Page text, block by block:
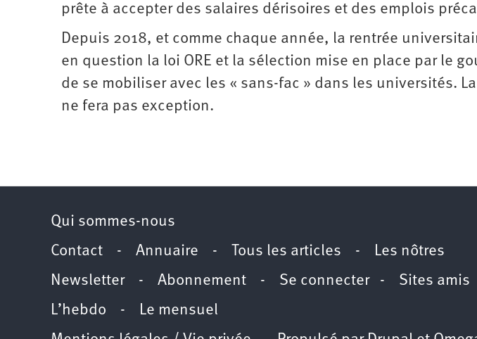
prête à accepter des salaires dérisoires et des emplois
Depuis 2018, et comme chaque année, la rentrée
en question la loi ORE et la sélection mise en place par le
de se mobiliser avec les « sans-fac » dans les universités.
ne fera pas exception.
Qui sommes-nous
Contact - Annuaire - Tous les articles - Les nôtres
Newsletter- Abonnement - Se connecter- Sites amis
L’hebdo - Le mensuel